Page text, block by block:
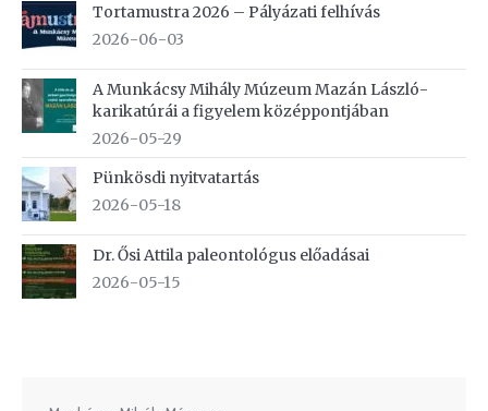
Tortamustra 2026 – Pályázati felhívás
2026-06-03
A Munkácsy Mihály Múzeum Mazán László-
karikatúrái a figyelem középpontjában
2026-05-29
Pünkösdi nyitvatartás
2026-05-18
Dr. Ősi Attila paleontológus előadásai
2026-05-15